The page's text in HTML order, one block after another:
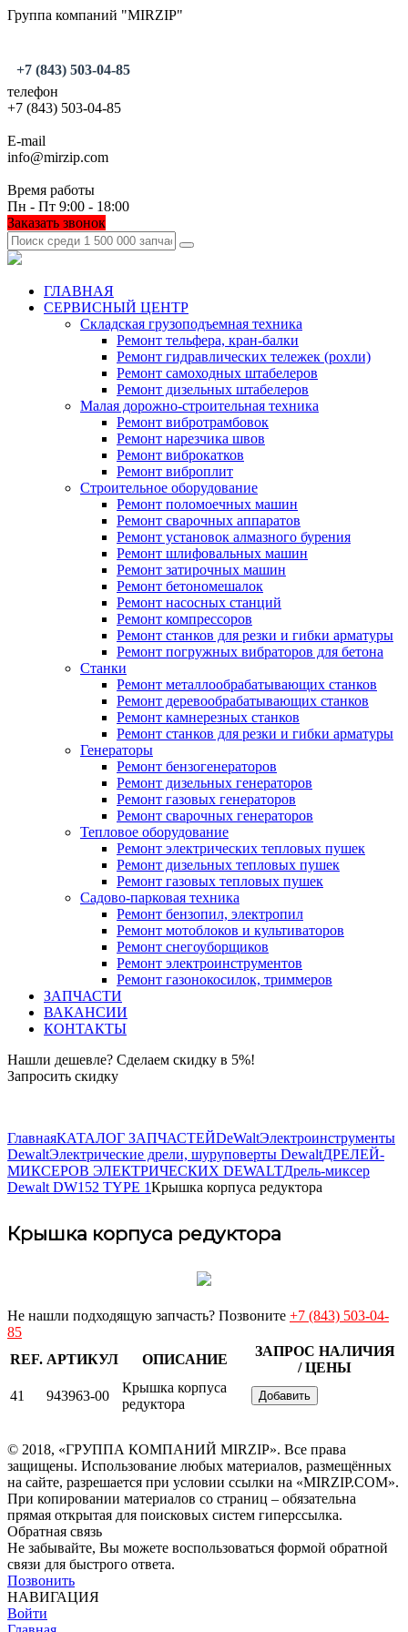
Группа компаний "MIRZIP"
+7 (843) 503-04-85
телефон
+7 (843) 503-04-85
E-mail
info@mirzip.com
Время работы
Пн - Пт 9:00 - 18:00
Заказать звонок
ГЛАВНАЯ
СЕРВИСНЫЙ ЦЕНТР
Складская грузоподъемная техника
Ремонт тельфера, кран-балки
Ремонт гидравлических тележек (рохли)
Ремонт самоходных штабелеров
Ремонт дизельных штабелеров
Малая дорожно-строительная техника
Ремонт вибротрамбовок
Ремонт нарезчика швов
Ремонт виброкатков
Ремонт виброплит
Строительное оборудование
Ремонт поломоечных машин
Ремонт сварочных аппаратов
Ремонт установок алмазного бурения
Ремонт шлифовальных машин
Ремонт затирочных машин
Ремонт бетономешалок
Ремонт насосных станций
Ремонт компрессоров
Ремонт станков для резки и гибки арматуры
Ремонт погружных вибраторов для бетона
Станки
Ремонт металлообрабатывающих станков
Ремонт деревообрабатывающих станков
Ремонт камнерезных станков
Ремонт станков для резки и гибки арматуры
Генераторы
Ремонт бензогенераторов
Ремонт дизельных генераторов
Ремонт газовых генераторов
Ремонт сварочных генераторов
Тепловое оборудование
Ремонт электрических тепловых пушек
Ремонт дизельных тепловых пушек
Ремонт газовых тепловых пушек
Садово-парковая техника
Ремонт бензопил, электропил
Ремонт мотоблоков и культиваторов
Ремонт снегоуборщиков
Ремонт электроинструментов
Ремонт газонокосилок, триммеров
ЗАПЧАСТИ
ВАКАНСИИ
КОНТАКТЫ
Нашли дешевле? Сделаем скидку в 5%!
Запросить скидку
ГлавнаяКАТАЛОГ ЗАПЧАСТЕЙDeWaltЭлектроинструменты
DewaltЭлектрические дрели, шуруповерты DewaltДРЕЛЕЙ-
МИКСЕРОВ ЭЛЕКТРИЧЕСКИХ DEWALTДрель-миксер
Dewalt DW152 TYPE 1Крышка корпуса редуктора
Крышка корпуса редуктора
Не нашли подходящую запчасть? Позвоните +7 (843) 503-04-
85
REF. АРТИКУЛ ОПИСАНИЕ
ЗАПРОС НАЛИЧИЯ
/ ЦЕНЫ
41
943963-00
Крышка корпуса
редуктора
Добавить
© 2018, «ГРУППА КОМПАНИЙ MIRZIP». Все права
защищены. Использование любых материалов, размещённых
на сайте, разрешается при условии ссылки на «MIRZIP.COM».
При копировании материалов со страниц – обязательна
прямая открытая для поисковых систем гиперссылка.
Обратная связь
Не забывайте, Вы можете воспользоваться формой обратной
связи для быстрого ответа.
Позвонить
НАВИГАЦИЯ
Войти